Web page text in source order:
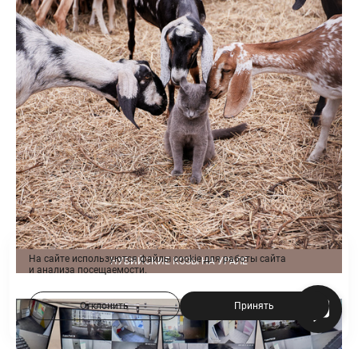
НУБИЙСКИЕ КОЗЫ НА УРАЛЕ
На сайте используются файлы cookie для работы сайта
и анализа посещаемости.
Отклонить Принять